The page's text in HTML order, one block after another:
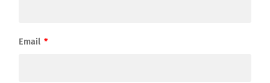
Email *